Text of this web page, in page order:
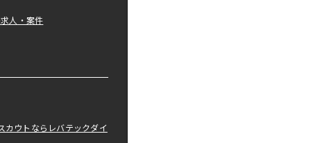
人・案件
カウトならレバテックダイ